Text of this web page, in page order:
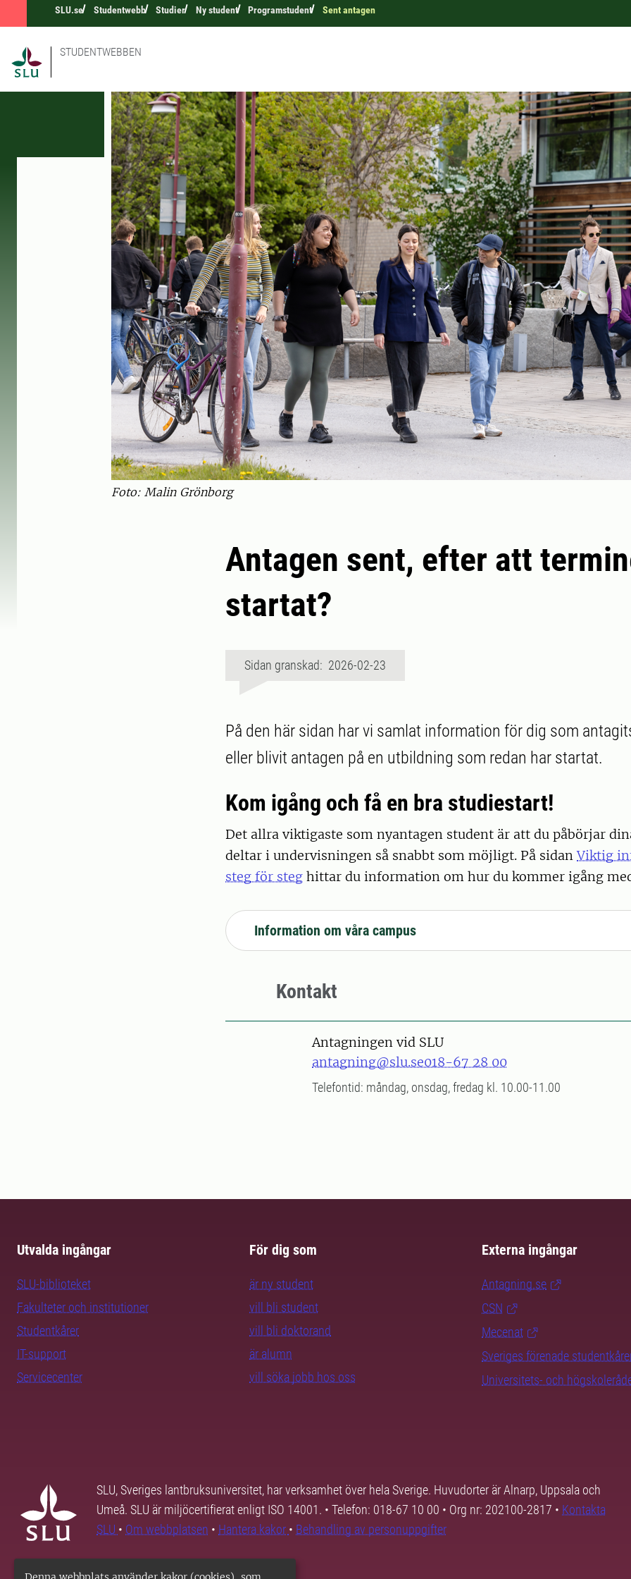
SLU.se Studentwebb Studier Ny student Programstudent Sent antagen
STUDENTWEBBEN
Foto: Malin Grönborg
Antagen sent, efter att
startat?
Sidan granskad: 2026-02-23
På den här sidan har vi samlat information för dig som
eller blivit antagen på en utbildning som redan har startat.
Kom igång och få en bra studiestart!
Det allra viktigaste som nyantagen student är att du påbörjar
deltar i undervisningen så snabbt som möjligt. På sidanViktig
steg för steg hittar du information om hur du kommer igång
Information om våra campus
Kontakt
Antagningen vid SLU
antagning@slu.se018-67 28 00
Telefontid: måndag, onsdag, fredag kl. 10.00-11.00
Utvalda ingångar
SLU-biblioteket
Fakulteter och institutioner
Studentkårer
IT-support
Servicecenter
För dig som
är ny student
vill bli student
vill bli doktorand
är alumn
vill söka jobb hos oss
Externa ingångar
Antagning.se
CSN
Mecenat
Sveriges förenade
Universitets- och
SLU, Sveriges lantbruksuniversitet, har verksamhet över hela Sverige. Huvudorter är Alnarp, Uppsala och
Umeå. SLU är miljöcertifierat enligt ISO 14001. • Telefon: 018-67 10 00 • Org nr: 202100-2817 • Kontakta
SLU • Om webbplatsen • Hantera kakor • Behandling av personuppgifter